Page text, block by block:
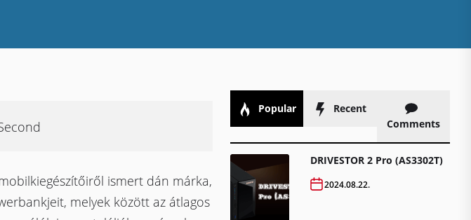
ismert dán márka,
melyek között az átlagos
Popular
Recent
Comments
DRIVESTOR 2 Pro (AS3302T)
2024.08.22.